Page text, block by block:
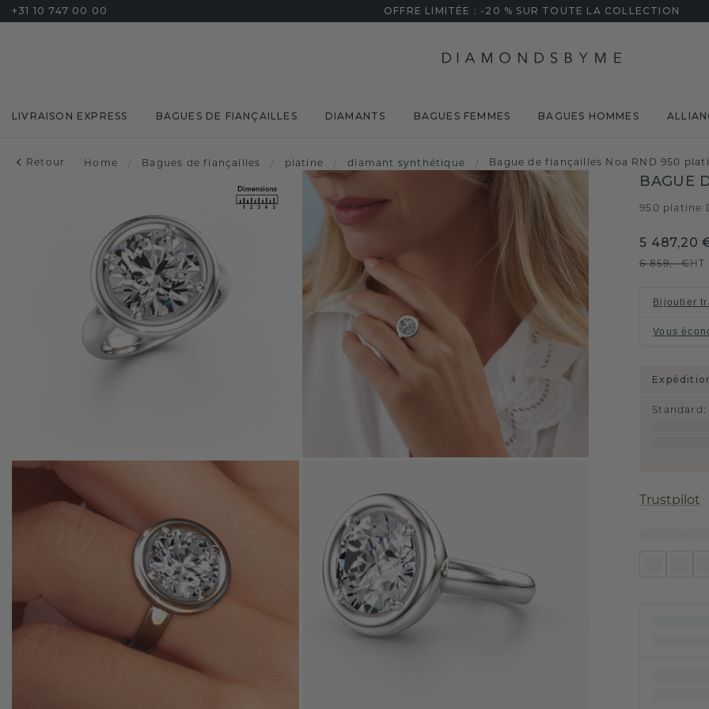
+31 10 747 00 00 OFFRE LIMITÉE : -20 % SUR TOUTE LA COLLECTION
LIVRAISON EXPRESS BAGUES DE FIANÇAILLES DIAMANTS BAGUES FEMMES BAGUES HOMMES
Retour Home / Bagues de fiançailles / platine / diamant synthétique / Bague de fiançailles Noa RND 950
BAGUE
950 platine
5 487,20
6 859,- €HT
Bijoutier
Vous
Standard :
Trustpilot